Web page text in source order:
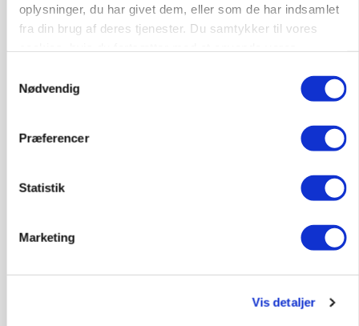
oplysninger, du har givet dem, eller som de har indsamlet
fra din brug af deres tjenester. Du samtykker til vores
Nødvendig
Præferencer
Statistik
Marketing
Vis detaljer
Loading...
MARKED
Grisenoteringen står stille